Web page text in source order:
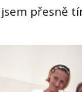
přesně